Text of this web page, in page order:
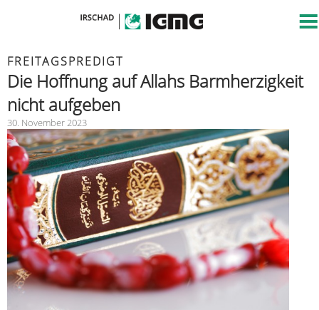
FREITAGSPREDIGT
Die Hoffnung auf Allahs Barmherzigkeit
nicht aufgeben
30. November 2023